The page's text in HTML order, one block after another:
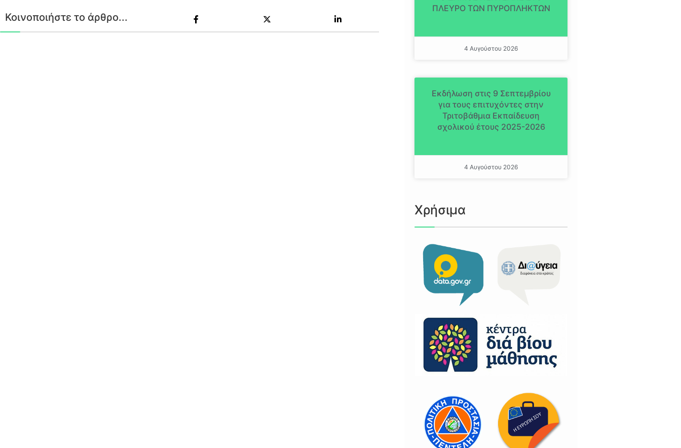
Κοινοποιήστε το άρθρο...
ΠΛΕΥΡΟ ΤΩΝ ΠΥΡΟΠΛΗΚΤΩΝ
4 Αυγούστου 2026
Εκδήλωση στις 9 Σεπτεμβρίου
για τους επιτυχόντες στην
Τριτοβάθμια Εκπαίδευση
σχολικού έτους 2025-2026
4 Αυγούστου 2026
Χρήσιμα